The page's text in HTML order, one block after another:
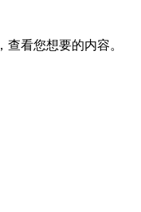
，查看您想要的内容。